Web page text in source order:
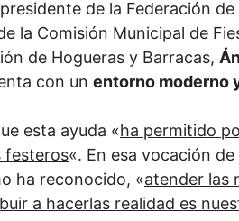
de la Federación
la Comisión Municipal de
de Hogueras y Barracas,
con un entorno moderno
esta ayuda «ha permitido
festeros«. En esa vocación
ha reconocido, «atender las
a hacerlas realidad es